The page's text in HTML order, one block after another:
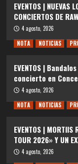
EVENTOS | NUEVAS
CONCIERTOS DE
4 agosto, 2026
NOTA
NOTICIAS
EVENTOS |
concierto en
4 agosto, 2026
NOTA
NOTICIAS
EVENTOS | MORTIIS
TOUR 2026» Y UN
4 agosto, 2026